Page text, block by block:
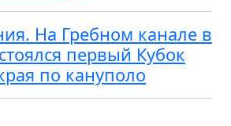
На Гребном канале в
первый Кубок
по кануполо